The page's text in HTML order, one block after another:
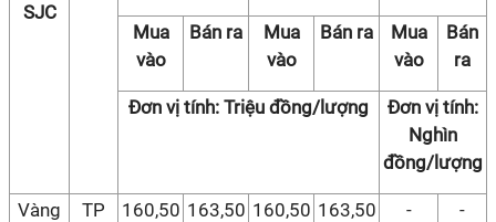
SJC
Mua
vào
Bán ra
Mua
vào
Bán ra
Mua
vào
Bán
ra
Đơn vị tính: Triệu đồng/lượng
Đơn vị tính:
Nghìn
đồng/lượng
Vàng
TP
160,50 163,50 160,50 163,50 - -